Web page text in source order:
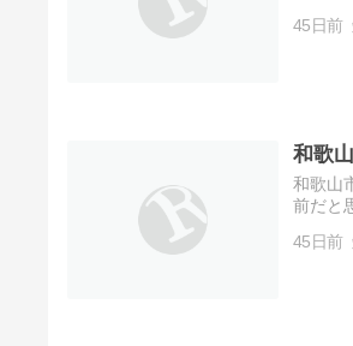
45日前
和歌
和歌山
前だと
45日前